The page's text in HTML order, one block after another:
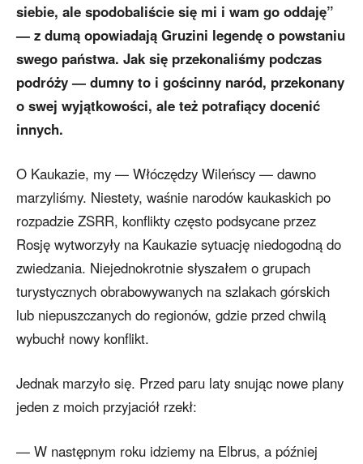
siebie, ale spodobaliście się mi i wam go oddaję”
— z dumą opowiadają Gruzini legendę o powstaniu
swego państwa. Jak się przekonaliśmy podczas
podróży — dumny to i gościnny naród, przekonany
o swej wyjątkowości, ale też potrafiący docenić
innych.
O Kaukazie, my — Włóczędzy Wileńscy — dawno
marzyliśmy. Niestety, waśnie narodów kaukaskich po
rozpadzie ZSRR, konflikty często podsycane przez
Rosję wytworzyły na Kaukazie sytuację niedogodną do
zwiedzania. Niejednokrotnie słyszałem o grupach
turystycznych obrabowywanych na szlakach górskich
lub niepuszczanych do regionów, gdzie przed chwilą
wybuchł nowy konflikt.
Jednak marzyło się. Przed paru laty snując nowe plany
jeden z moich przyjaciół rzekł:
— W następnym roku idziemy na Elbrus, a później